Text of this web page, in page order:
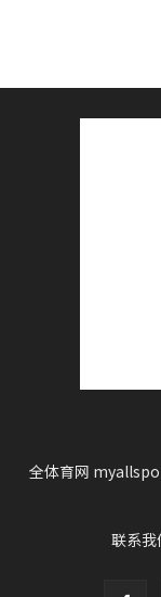
全体育网
联系我